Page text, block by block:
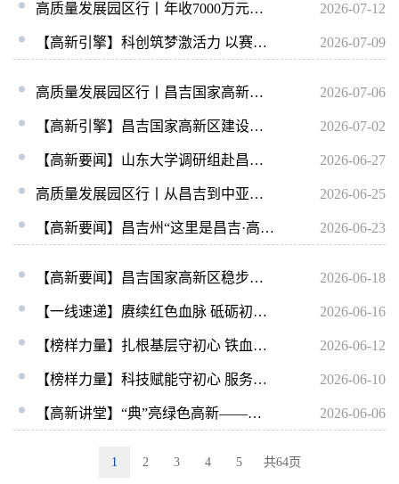
高质量发展园区行丨年收7000万元！全疆第一的烤肠凭啥在昌吉？ 2026-07-12
【高新引擎】科创筑梦激活力 以赛育才兴产业——第十二届昌吉州创新创业大赛（昌吉高新区赛区）暨第四届昌吉高新区创新创业大赛圆满落幕 2026-07-09
高质量发展园区行丨昌吉国家高新区新材料项目7月投产 填补新疆高端风电材料空白 2026-07-06
【高新引擎】昌吉国家高新区建设管理局召开集中供热工作协调会议 提质扩容保障区域供暖需求 2026-07-02
【高新要闻】山东大学调研组赴昌吉国家高新区调研 深化校地协同创新 2026-06-27
高质量发展园区行丨从昌吉到中亚，星旭铝业站上行业风口 2026-06-25
【高新要闻】昌吉州“这里是昌吉·高质量发展园区行”主题采访活动在昌吉国家高新区启动 2026-06-23
【高新要闻】昌吉国家高新区稳步推进“一对多”绿电直连项目 2026-06-18
【一线速递】赓续红色血脉 砥砺初心使命——昌吉国家高新区创业创新服务中心联合开展“党旗映天山”主题党日活动 2026-06-16
【榜样力量】扎根基层守初心 铁血丹心护平安——记昌吉市公安局高新区派出所办案民警郭盛虎 2026-06-12
【榜样力量】科技赋能守初心 服务基层担使命——记昌吉国家高新区创业创新服务中心副主任任中英 2026-06-10
【高新讲堂】“典”亮绿色高新——昌吉国家高新区开展《中华人民共和国生态环境法典》专题培训 2026-06-06
1 2 3 4 5 共64页